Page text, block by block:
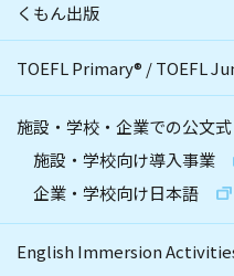
くもん出版
TOEFL Primary® /TOEFL
施設・学校・企業での公文式
施設・学校向け導入事業
企業・学校向け日本語
English Immersion